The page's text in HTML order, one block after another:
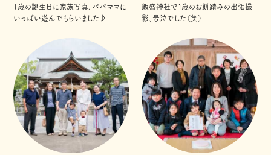
1歳の誕生日に家族写真、パパママに
いっぱい遊んでもらいました♪
飯盛神社で１歳のお餅踏みの出張撮
影、号泣でした（笑）